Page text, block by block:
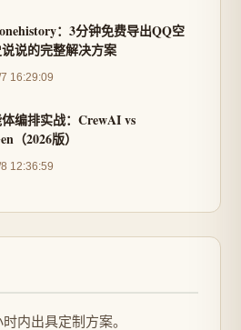
：3分钟免费导出QQ空
说的完整解决方案
16:29:09
编排实战：CrewAI vs
（2026版）
12:36:59
内出具定制方案。